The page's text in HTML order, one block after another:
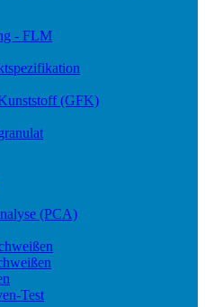
- FLM
(GFK)
(PCA)
Test